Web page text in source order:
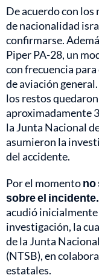
De acuerdo con los
de nacionalidad
confirmarse.
Piper PA-28, un
con frecuencia
de aviación
los restos
aproximadamente
la Junta Nacional
asumieron la
del accidente.
Por el momentono
sobre el incidente.
acudió inicialmente
investigación, la
de la Junta
(NTSB), en
estatales.